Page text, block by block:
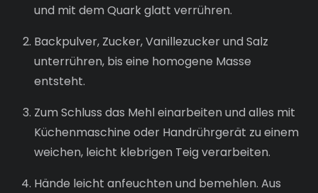
und mit dem Quark glatt verrühren.
Backpulver, Zucker, Vanillezucker und Salz
unterrühren, bis eine homogene Masse
entsteht.
Zum Schluss das Mehl einarbeiten und alles mit
Küchenmaschine oder Handrührgerät zu einem
weichen, leicht klebrigen Teig verarbeiten.
Hände leicht anfeuchten und bemehlen. Aus